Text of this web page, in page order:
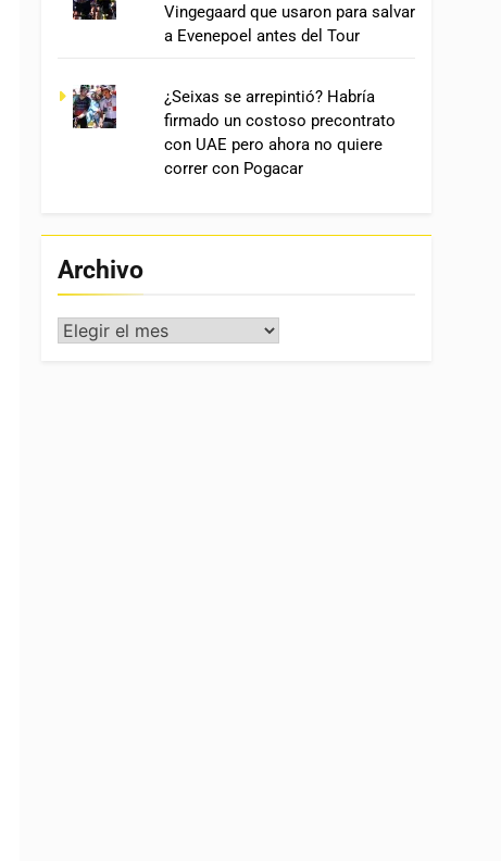
Vingegaard que usaron para salvar
a Evenepoel antes del Tour
¿Seixas se arrepintió? Habría
firmado un costoso precontrato
con UAE pero ahora no quiere
correr con Pogacar
Archivo
Archivo